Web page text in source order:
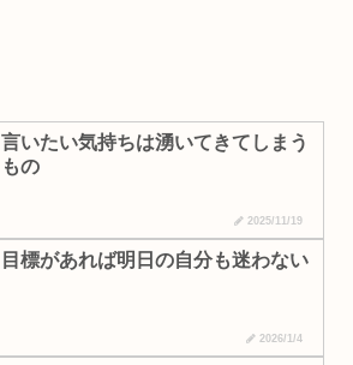
言いたい気持ちは湧いてきてしまう
もの
2025/11/19
目標があれば明日の自分も迷わない
2026/1/4